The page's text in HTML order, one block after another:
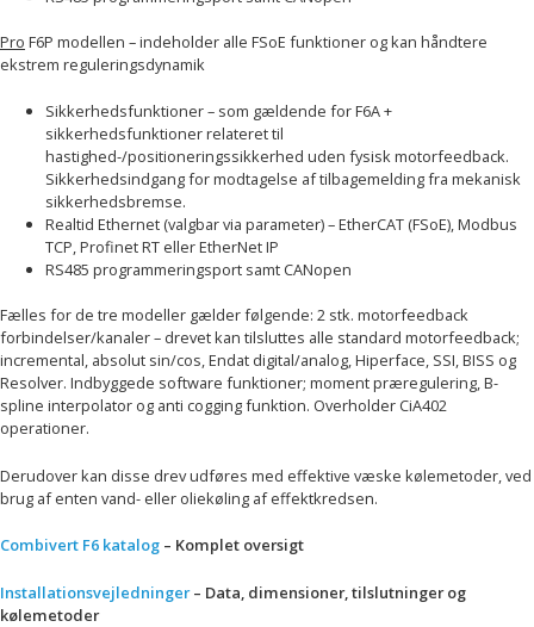
Pro F6P modellen – indeholder alle FSoE funktioner og kan håndtere
ekstrem reguleringsdynamik
Sikkerhedsfunktioner – som gældende for F6A +
sikkerhedsfunktioner relateret til
hastighed-/positioneringssikkerhed uden fysisk motorfeedback.
Sikkerhedsindgang for modtagelse af tilbagemelding fra mekanisk
sikkerhedsbremse.
Realtid Ethernet (valgbar via parameter) – EtherCAT (FSoE), Modbus
TCP, Profinet RT eller EtherNet IP
RS485 programmeringsport samt CANopen
Fælles for de tre modeller gælder følgende: 2 stk. motorfeedback
forbindelser/kanaler – drevet kan tilsluttes alle standard motorfeedback;
incremental, absolut sin/cos, Endat digital/analog, Hiperface, SSI, BISS og
Resolver. Indbyggede software funktioner; moment præregulering, B-
spline interpolator og anti cogging funktion. Overholder CiA402
operationer.
Derudover kan disse drev udføres med effektive væske kølemetoder, ved
brug af enten vand- eller oliekøling af effektkredsen.
Combivert F6 katalog – Komplet oversigt
Installationsvejledninger– Data, dimensioner, tilslutninger og
kølemetoder